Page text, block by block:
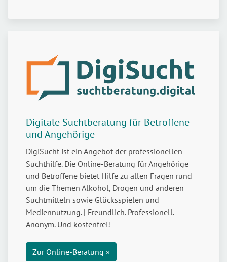
Digitale Suchtberatung für Betroffene
und Angehörige
DigiSucht ist ein Angebot der professionellen
Suchthilfe. Die Online-Beratung für Angehörige
und Betroffene bietet Hilfe zu allen Fragen rund
um die Themen Alkohol, Drogen und anderen
Suchtmitteln sowie Glücksspielen und
Mediennutzung. | Freundlich. Professionell.
Anonym. Und kostenfrei!
Zur Online-Beratung »